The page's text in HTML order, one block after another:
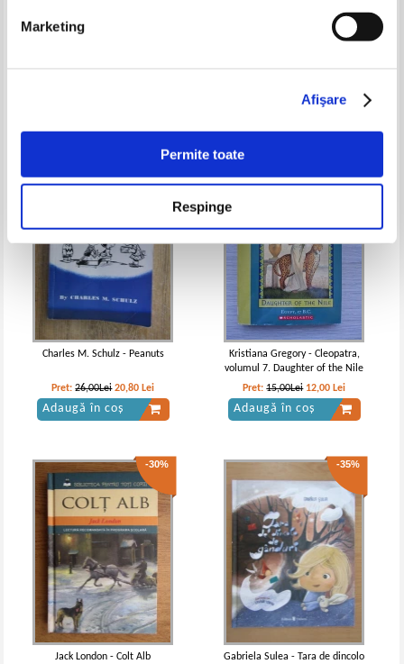
Marketing
Afişare
Permite toate
Respinge
Adaugă în coș
-20%
Charles M. Schulz - Peanuts
Pret:26,00Lei 20,80 Lei
Adaugă în coș
Kristiana Gregory - Cleopatra,
volumul 7. Daughter of the Nile
Pret:15,00Lei 12,00 Lei
Adaugă în coș
-30%
Jack London - Colt Alb
-35%
Gabriela Sulea - Tara de dincolo